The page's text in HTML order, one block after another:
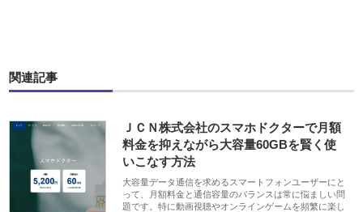
関連記事
ＪＣＮ株式会社のスマホドクターで月額
料金を抑えながら大容量60GBを賢く使
いこなす方法
大容量データ通信を求めるスマートフォンユーザーにと
って、月額料金と通信容量のバランスは常に悩ましい問
題です。特に動画視聴やオンラインゲームを頻繁に楽し